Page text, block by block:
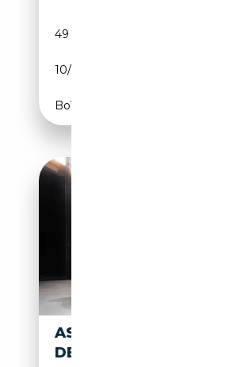
49 900 km
10/2001
Boîte automatique
ASTON MARTIN DB
DB4